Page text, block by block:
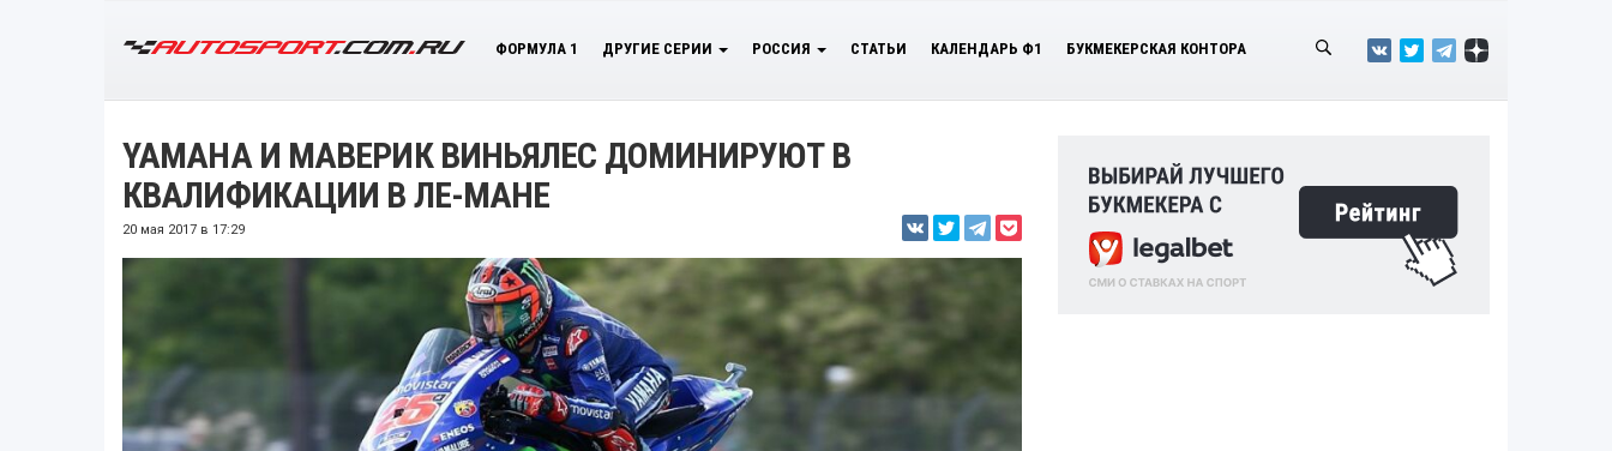
ФОРМУЛА 1 ДРУГИЕ СЕРИИ РОССИЯ СТАТЬИ КАЛЕНДАРЬ Ф1 БУКМЕКЕРСКАЯ КОНТОРА
YAMAHA И МАВЕРИК ВИНЬЯЛЕС ДОМИНИРУЮТ В
КВАЛИФИКАЦИИ В ЛЕ-МАНЕ
20 мая 2017 в 17:29